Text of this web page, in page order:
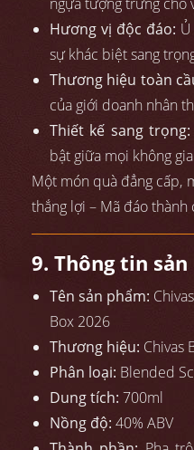
Hương vị độc đáo:
sự khác biệt sang
Thương hiệu toàn
của giới doanh nhân
Thiết kế sang trọng:
bật giữa mọi không
Một món quà đẳng cấp,
thắng lợi – Mã đáo thành
9. Thông tin
Tên sản phẩm:
Box 2026
Thương hiệu: Chivas
Phân loại: Blended
Dung tích: 700ml
Nồng độ: 40% ABV